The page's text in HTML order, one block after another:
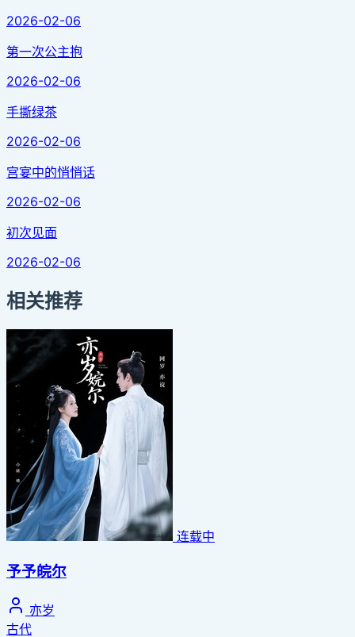
2026-02-06
第一次公主抱
2026-02-06
手撕绿茶
2026-02-06
宫宴中的悄悄话
2026-02-06
初次见面
2026-02-06
相关推荐
连载中
予予皖尔
亦岁
古代